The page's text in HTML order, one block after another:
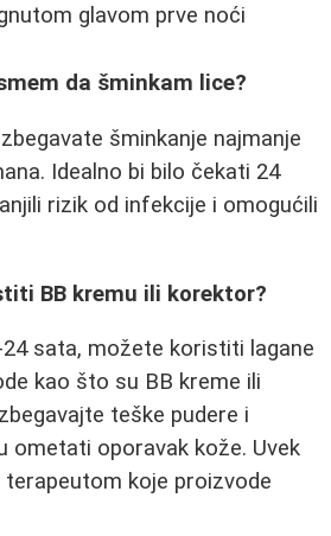
glavom prve noći
da šminkam lice?
šminkanje najmanje
Idealno bi bilo čekati 24
rizik od infekcije i omogućili
BB kremu ili korektor?
sata, možete koristiti lagane
kao što su BB kreme ili
teške pudere i
ometati oporavak kože. Uvek
koje proizvode